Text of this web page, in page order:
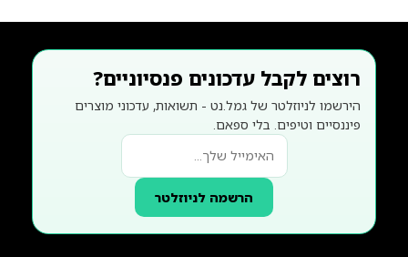
רוצים לקבל עדכונים פנסיוניים?
הירשמו לניוזלטר של גמל.נט - תשואות, עדכוני מוצרים
פיננסיים וטיפים. בלי ספאם.
הרשמה לניוזלטר